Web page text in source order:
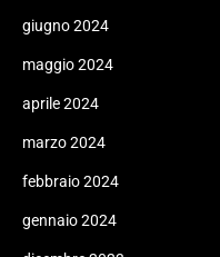
giugno 2024
maggio 2024
aprile 2024
marzo 2024
febbraio 2024
gennaio 2024